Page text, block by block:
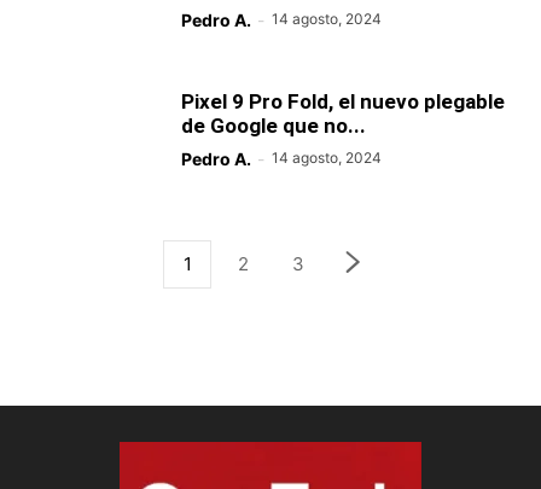
Pedro A. - 14 agosto, 2024
Pixel 9 Pro Fold, el nuevo plegable
de Google que no...
Pedro A. - 14 agosto, 2024
1 2 3